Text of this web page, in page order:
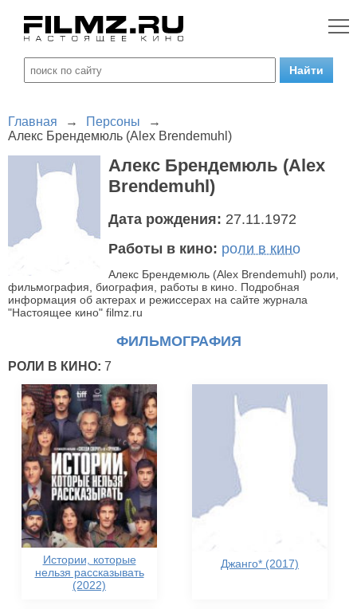
Главная → Персоны
→
Алекс Брендемюль (Alex Brendemuhl)
Алекс Брендемюль (Alex
Brendemuhl)
Дата рождения: 27.11.1972
Работы в кино: роли в кино
Алекс Брендемюль (Alex Brendemuhl) роли,
фильмография, биография, работы в кино. Подробная
информация об актерах и режиссерах на сайте журнала
"Настоящее кино" filmz.ru
ФИЛЬМОГРАФИЯ
РОЛИ В КИНО: 7
Истории, которые
нельзя рассказывать
(2022)
Джанго* (2017)